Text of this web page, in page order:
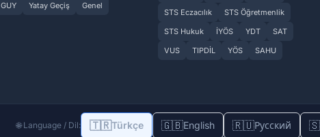
GUY
Yatay Geçiş Genel
STS Eczacılık
STS Öğretmenlik
STS Hukuk
İYÖS YDT
SAT
VUS
TIPDİL YÖS SAHU
🌐 Language / Dil: 🇹🇷Türkçe 🇬🇧English 🇷🇺Русский